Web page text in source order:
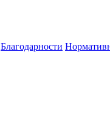
Благодарности